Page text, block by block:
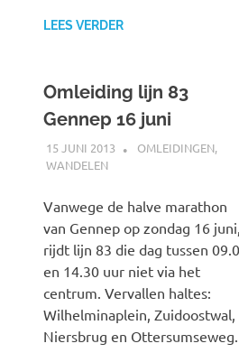
LEES VERDER
Omleiding lijn 83
Gennep 16 juni
15 JUNI 2013 JOHAN
OMLEIDINGEN,
WANDELEN
Vanwege de halve marathon
van Gennep op zondag 16 juni,
rijdt lijn 83 die dag tussen
en 14.30 uur niet via het
centrum. Vervallen haltes:
Wilhelminaplein, Zuidoostwal,
Niersbrug en Ottersumseweg.